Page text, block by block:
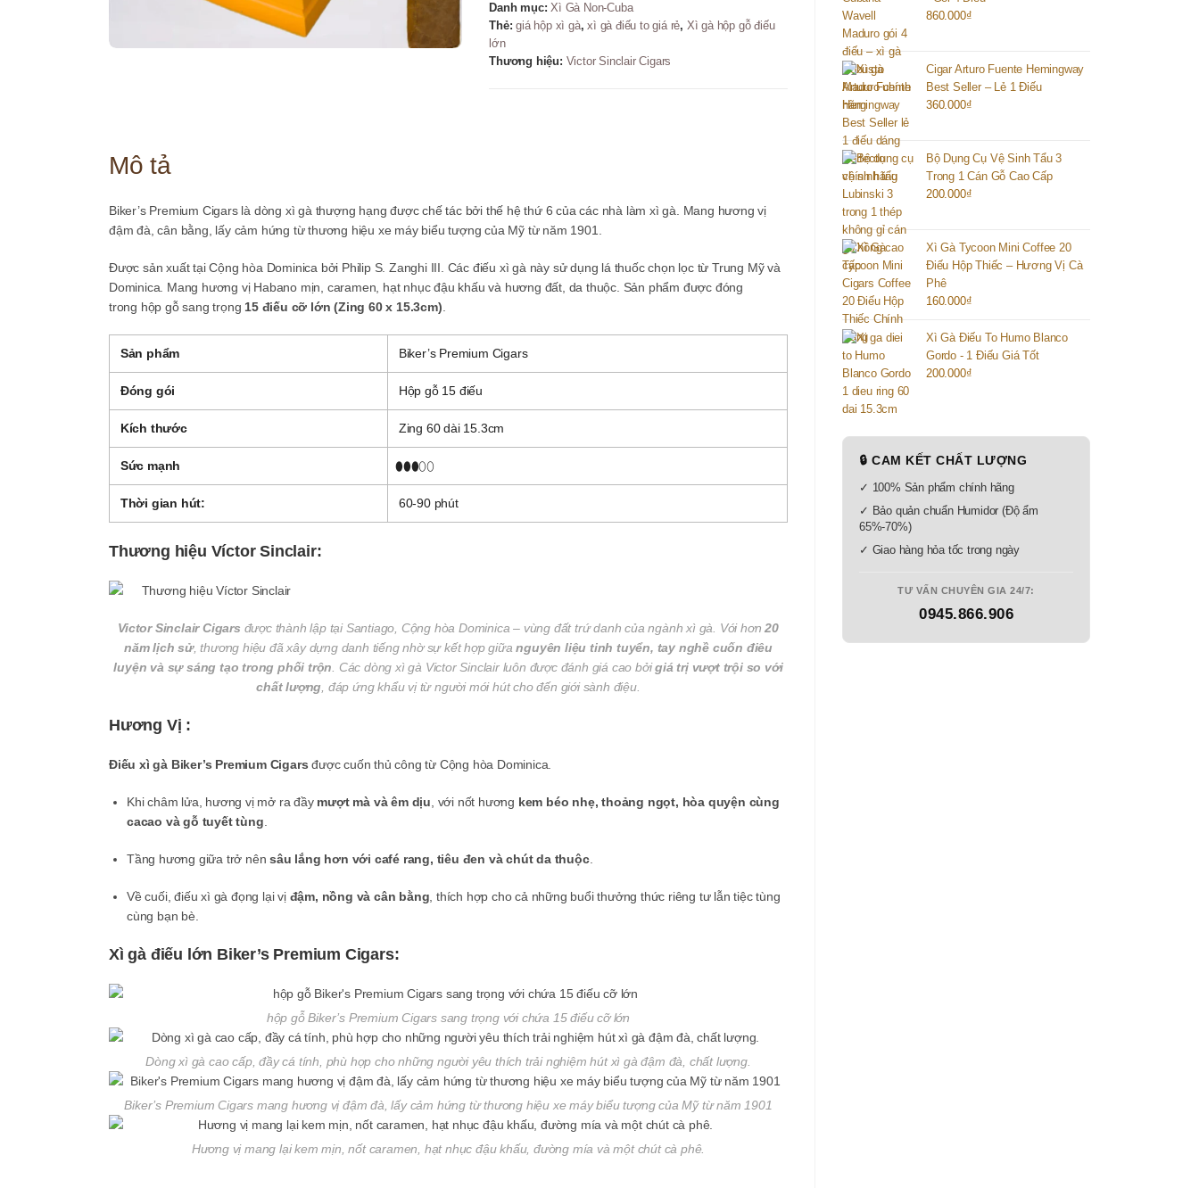
Danh mục:Xì Gà Non-Cuba
Thẻ:giá hộp xì gà,xì gà điếu to giá rẻ, Xì gà hộp gỗ điếu
lớn
Thương hiệu: Victor Sinclair Cigars
Mô tả
Biker’s Premium Cigars là dòng xì gà thượng hạng được chế tác bởi thế hệ thứ 6 của các nhà làm xì gà. Mang hương vị
đậm đà, cân bằng, lấy cảm hứng từ thương hiệu xe máy biểu tượng của Mỹ từ năm 1901.
Được sản xuất tại Cộng hòa Dominica bởi Philip S. Zanghi III. Các điếu xì gà này sử dụng lá thuốc chọn lọc từ Trung Mỹ và
Dominica. Mang hương vị Habano mịn, caramen, hạt nhục đậu khấu và hương đất, da thuộc. Sản phẩm được đóng
trong hộp gỗ sang trọng 15 điếu cỡ lớn (Zing 60 x 15.3cm)
Sản phẩm Biker’s Premium Cigars
Đóng gói Hộp gỗ 15 điếu
Kích thước Zing 60 dài 15.3cm
Sức mạnh ⬮⬮⬮⬯⬯
Thời gian hút: 60-90 phút
Thương hiệu Víctor Sinclair:
Victor Sinclair Cigars được thành lập tại Santiago, Cộng hòa Dominica – vùng đất trứ danh của ngành xì gà. Với hơn20
năm lịch sử, thương hiệu đã xây dựng danh tiếng nhờ sự kết hợp giữanguyên liệu tinh tuyển, tay nghề cuốn điêu
luyện và sự sáng tạo trong phối trộn . Các dòng xì gà Victor Sinclair luôn được đánh giá cao bởigiá trị vượt trội so với
chất lượng , đáp ứng khẩu vị từ người mới hút cho đến giới sành điệu.
Hương Vị :
Điếu xì gà Biker’s Premium Cigars được cuốn thủ công từ Cộng hòa Dominica.
Khi châm lửa, hương vị mở ra đầy mượt mà và êm dịu , với nốt hương kem béo nhẹ, thoảng ngọt, hòa quyện cùng
cacao và gỗ tuyết tùng
Tầng hương giữa trở nênsâu lắng hơn với café rang, tiêu đen và chút da thuộc.
Về cuối, điếu xì gà đọng lại vị đậm, nồng và cân bằng , thích hợp cho cả những buổi thưởng thức riêng tư lẫn tiệc tùng
cùng bạn bè.
Xì gà điếu lớn Biker’s Premium Cigars:
hộp gỗ Biker’s Premium Cigars sang trọng với chứa 15 điếu cỡ lớn
Dòng xì gà cao cấp, đầy cá tính, phù hợp cho những người yêu thích trải nghiệm hút xì gà đậm đà, chất lượng.
Biker’s Premium Cigars mang hương vị đậm đà, lấy cảm hứng từ thương hiệu xe máy biểu tượng của Mỹ từ năm 1901
Hương vị mang lại kem mịn, nốt caramen, hạt nhục đậu khấu, đường mía và một chút cà phê.
860.000₫
Cigar Arturo Fuente Hemingway
Best Seller – Lẻ 1 Điếu
360.000₫
Bộ Dụng Cụ Vệ Sinh Tẩu 3
Trong 1 Cán Gỗ Cao Cấp
200.000₫
Xì Gà Tycoon Mini Coffee 20
Điếu Hộp Thiếc – Hương Vị Cà
Phê
160.000₫
Xì Gà Điếu To Humo Blanco
Gordo - 1 Điếu Giá Tốt
200.000₫
🔒 CAM KẾT CHẤT LƯỢNG
✓ 100% Sản phẩm chính hãng
✓ Bảo quản chuẩn Humidor (Độ ẩm
65%-70%)
✓ Giao hàng hỏa tốc trong ngày
TƯ VẤN CHUYÊN GIA 24/7:
0945.866.906